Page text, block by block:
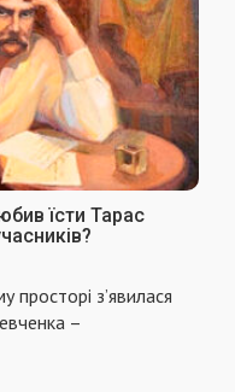
їсти Тарас
просторі з’явилася
–